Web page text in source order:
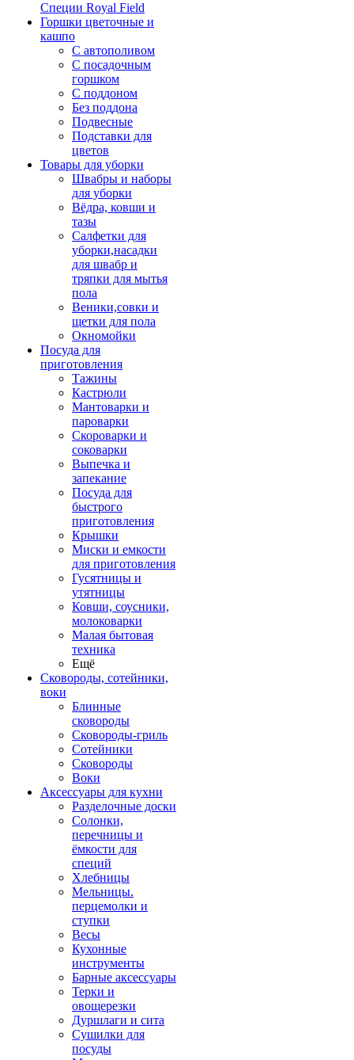
Специи Royal Field
Горшки цветочные и
кашпо
С автополивом
С посадочным
горшком
С поддоном
Без поддона
Подвесные
Подставки для
цветов
Товары для уборки
Швабры и наборы
для уборки
Вёдра, ковши и
тазы
Салфетки для
уборки,насадки
для швабр и
тряпки для мытья
пола
Веники,совки и
щетки для пола
Окномойки
Посуда для
приготовления
Тажины
Кастрюли
Мантоварки и
пароварки
Скороварки и
соковарки
Выпечка и
запекание
Посуда для
быстрого
приготовления
Крышки
Миски и емкости
для приготовления
Гусятницы и
утятницы
Ковши, соусники,
молоковарки
Малая бытовая
техника
Ещё
Сковороды, сотейники,
воки
Блинные
сковороды
Сковороды-гриль
Сотейники
Сковороды
Воки
Аксессуары для кухни
Разделочные доски
Солонки,
перечницы и
ёмкости для
специй
Хлебницы
Мельницы.
перцемолки и
ступки
Весы
Кухонные
инструменты
Барные аксессуары
Терки и
овощерезки
Дуршлаги и сита
Сушилки для
посуды